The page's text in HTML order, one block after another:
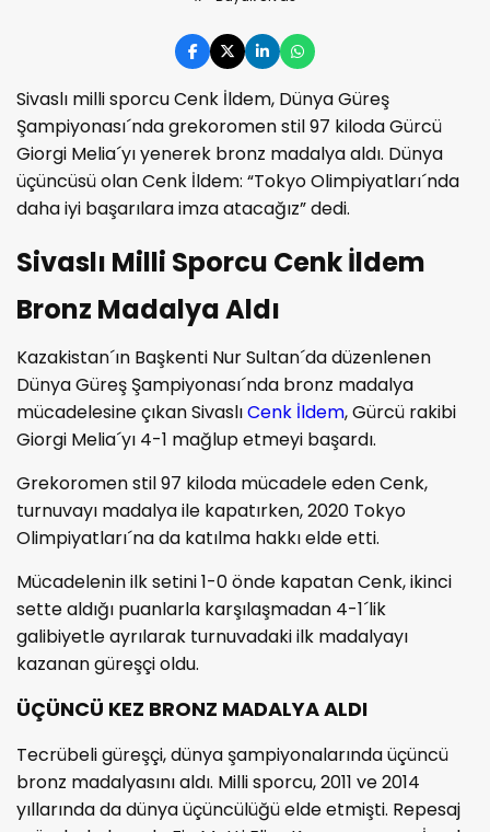
Sivaslı milli sporcu Cenk İldem, Dünya Güreş
Şampiyonası´nda grekoromen stil 97 kiloda Gürcü
Giorgi Melia´yı yenerek bronz madalya aldı. Dünya
üçüncüsü olan Cenk İldem: “Tokyo Olimpiyatları´nda
daha iyi başarılara imza atacağız” dedi.
Sivaslı Milli Sporcu Cenk İldem
Bronz Madalya Aldı
Kazakistan´ın Başkenti Nur Sultan´da düzenlenen
Dünya Güreş Şampiyonası´nda bronz madalya
mücadelesine çıkan SivaslıCenk İldem, Gürcü rakibi
Giorgi Melia´yı 4-1 mağlup etmeyi başardı.
Grekoromen stil 97 kiloda mücadele eden Cenk,
turnuvayı madalya ile kapatırken, 2020 Tokyo
Olimpiyatları´na da katılma hakkı elde etti.
Mücadelenin ilk setini 1-0 önde kapatan Cenk, ikinci
sette aldığı puanlarla karşılaşmadan 4-1´lik
galibiyetle ayrılarak turnuvadaki ilk madalyayı
kazanan güreşçi oldu.
ÜÇÜNCÜ KEZ BRONZ MADALYA ALDI
Tecrübeli güreşçi, dünya şampiyonalarında üçüncü
bronz madalyasını aldı. Milli sporcu, 2011 ve 2014
yıllarında da dünya üçüncülüğü elde etmişti. Repesaj